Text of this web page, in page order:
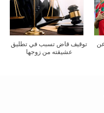
توقيف قاض تسبب في تطليق
عشيقته من زوجها